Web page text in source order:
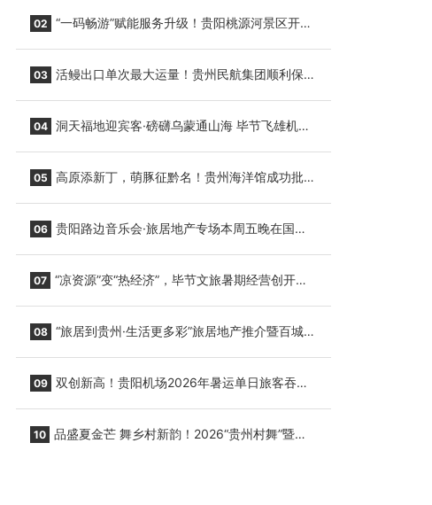
02 “一码畅游”赋能服务升级！贵阳桃源河景区开
03 活鳗出口单次最大运量！贵州民航集团顺利保障
04 洞天福地迎宾客·磅礴乌蒙通山海 毕节飞雄机场
05 高原添新丁，萌豚征黔名！贵州海洋馆成功批量
06 贵阳路边音乐会·旅居地产专场本周五晚在国际
07 “凉资源”变“热经济”，毕节文旅暑期经营创开门
08 “旅居到贵州·生活更多彩”旅居地产推介暨百城千
09 双创新高！贵阳机场2026年暑运单日旅客吞吐
10 品盛夏金芒 舞乡村新韵！2026“贵州村舞”暨望